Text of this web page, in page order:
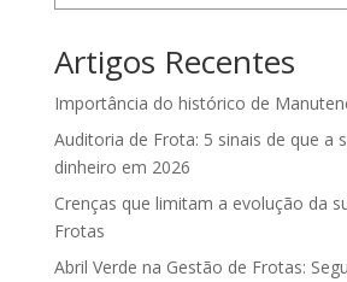
Artigos Recentes
Importância do histórico de
Auditoria de Frota: 5 sinais de que a
dinheiro em 2026
Crenças que limitam a evolução da
Frotas
Abril Verde na Gestão de Frotas: